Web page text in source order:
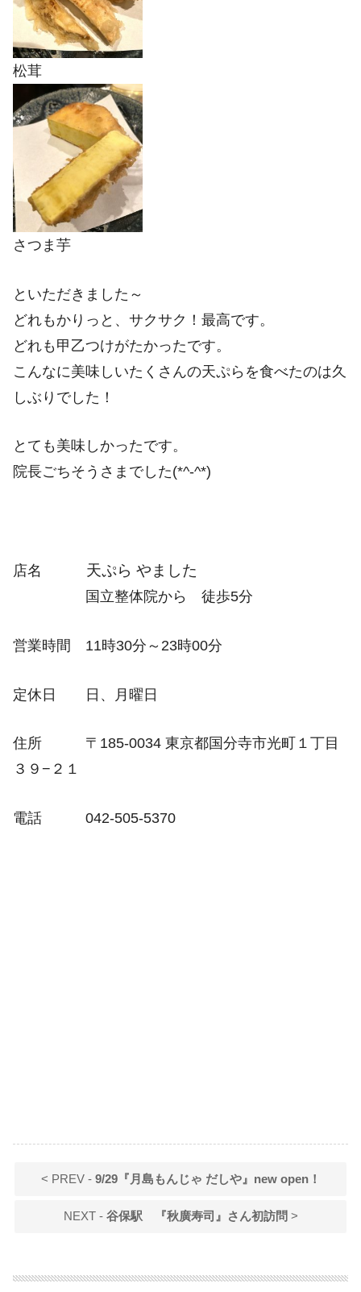
松茸
さつま芋
といただきました～
どれもかりっと、サクサク！最高です。
どれも甲乙つけがたかったです。
こんなに美味しいたくさんの天ぷらを食べたのは久
しぶりでした！
とても美味しかったです。
院長ごちそうさまでした(*^-^*)
店名 天ぷら やました
国立整体院から 徒歩5分
営業時間 11時30分～23時00分
定休日 日、月曜日
住所 〒185-0034 東京都国分寺市光町１丁目
３９−２１
電話 042-505-5370
< PREV - 9/29『月島もんじゃ だしや』new open！
NEXT - 谷保駅 『秋廣寿司』さん初訪問 >